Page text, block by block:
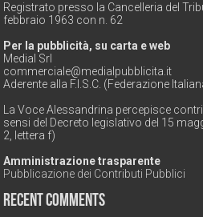
Registrato presso la Cancelleria del
febbraio 1963 con n. 62
Per la pubblicità, su carta e web
Medial Srl
commerciale@medialpubblicita.it
Aderente alla F.I.S.C. (Federazione
La Voce Alessandrina percepisce
sensi del Decreto legislativo del 15
2, lettera f)
Amministrazione trasparente
Pubblicazione dei Contributi Pubblici
Recent Comments